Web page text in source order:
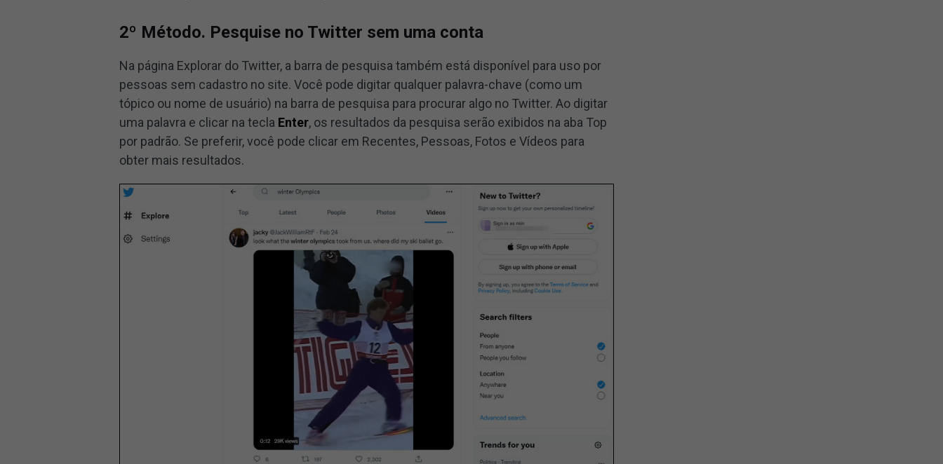
2º Método. Pesquise no Twitter sem uma conta
Na página Explorar do Twitter, a barra de pesquisa também está disponível para uso por
pessoas sem cadastro no site. Você pode digitar qualquer palavra-chave (como um
tópico ou nome de usuário) na barra de pesquisa para procurar algo no Twitter. Ao digitar
uma palavra e clicar na tecla Enter, os resultados da pesquisa serão exibidos na aba Top
por padrão. Se preferir, você pode clicar em Recentes, Pessoas, Fotos e Vídeos para
obter mais resultados.